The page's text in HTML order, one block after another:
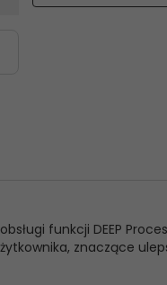
funkcji DEEP
znaczące